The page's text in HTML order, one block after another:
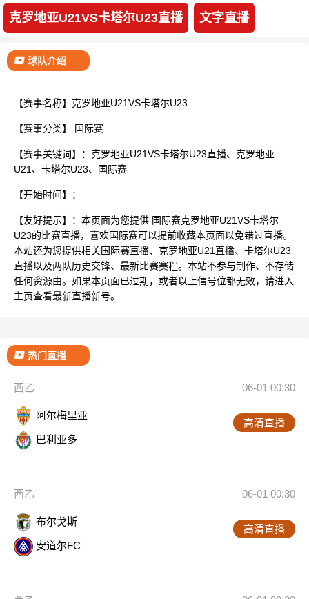
克罗地亚U21VS卡塔尔U23直播 文字直播
球队介绍
【赛事名称】克罗地亚U21VS卡塔尔U23
【赛事分类】 国际赛
【赛事关键词】：克罗地亚U21VS卡塔尔U23直播、克罗地亚
U21、卡塔尔U23、国际赛
【开始时间】：
【友好提示】：本页面为您提供 国际赛克罗地亚U21VS卡塔尔
U23的比赛直播，喜欢国际赛可以提前收藏本页面以免错过直播。
本站还为您提供相关国际赛直播、克罗地亚U21直播、卡塔尔U23
直播以及两队历史交锋、最新比赛赛程。本站不参与制作、不存储
任何资源由。如果本页面已过期，或者以上信号位都无效，请进入
主页查看最新直播新号。
热门直播
西乙 06-01 00:30
阿尔梅里亚
巴利亚多
高清直播
西乙 06-01 00:30
布尔戈斯
安道尔FC
高清直播